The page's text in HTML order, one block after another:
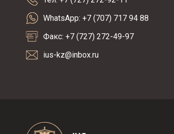
WhatsApp: +7 (707) 717 94 88
Факс: +7 (727) 272-49-97
ius-kz@inbox.ru